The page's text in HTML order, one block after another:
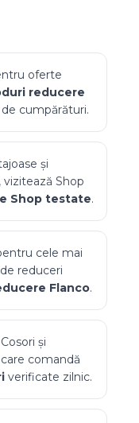
oferte
reducere
cumpărături.
și
Shop
Shop testate.
cele mai
reduceri
Flanco.
Cosori și
comandă
verificate zilnic.